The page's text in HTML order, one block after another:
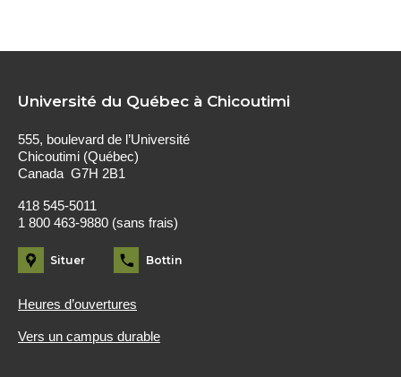
Université du Québec à Chicoutimi
555, boulevard de l’Université
Chicoutimi (Québec)
Canada G7H 2B1
418 545-5011
1 800 463-9880 (sans frais)
Situer Bottin
Heures d’ouvertures
Vers un campus durable